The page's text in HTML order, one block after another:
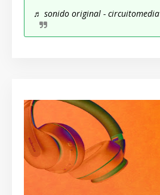
♬ sonido original - circuitomedia